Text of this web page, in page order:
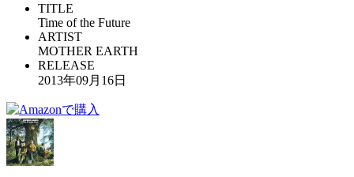
TITLE
Time of the Future
ARTIST
MOTHER EARTH
RELEASE
2013年09月16日